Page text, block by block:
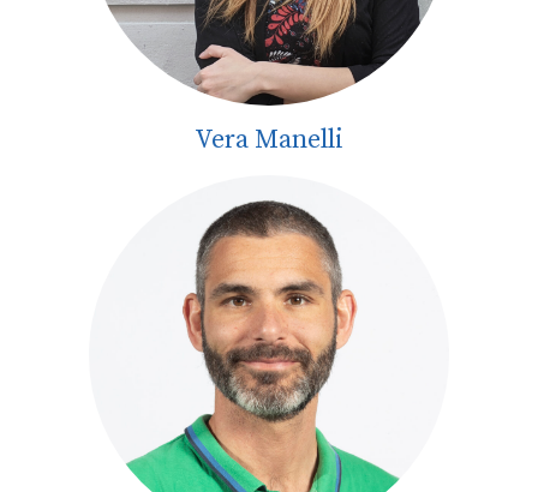
Vera Manelli